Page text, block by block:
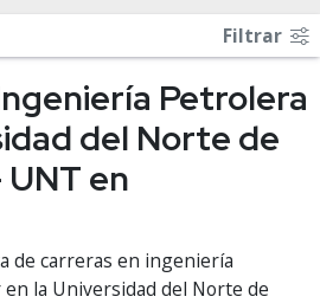
Filtrar
Petrolera
del Norte de
en
de carreras en ingeniería
la Universidad del Norte de